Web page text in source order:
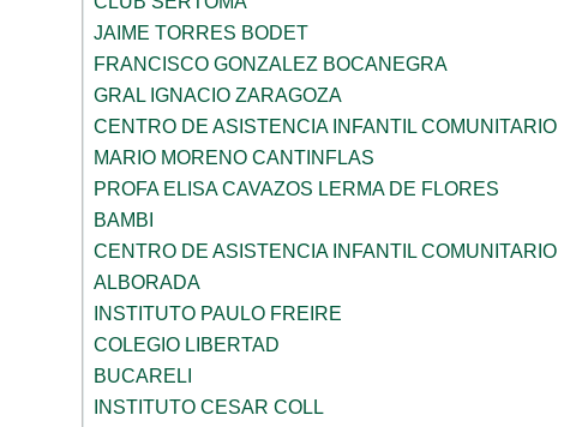
JAIME TORRES BODET
FRANCISCO GONZALEZ BOCANEGRA
GRAL IGNACIO ZARAGOZA
CENTRO DE ASISTENCIA INFANTIL COMUNITARIO
MARIO MORENO CANTINFLAS
PROFA ELISA CAVAZOS LERMA DE FLORES
BAMBI
CENTRO DE ASISTENCIA INFANTIL COMUNITARIO
ALBORADA
INSTITUTO PAULO FREIRE
COLEGIO LIBERTAD
BUCARELI
INSTITUTO CESAR COLL